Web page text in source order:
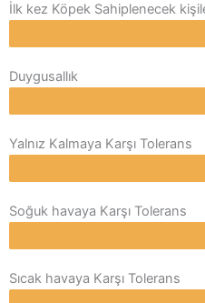
İlk kez Köpek Sahiplenecek
Duygusallık
Yalnız Kalmaya Karşı Tolerans
Soğuk havaya Karşı Tolerans
Sıcak havaya Karşı Tolerans